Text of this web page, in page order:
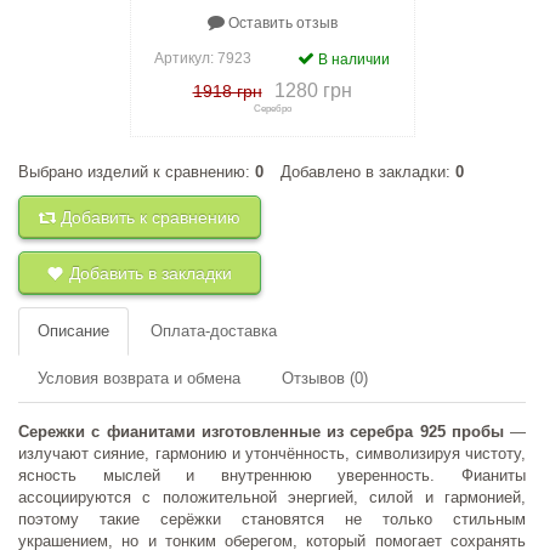
Оставить отзыв
Артикул: 7923 В наличии
1918 грн 1280 грн
Серебро
+к сравнению
Выбрано изделий к сравнению: 0 Добавлено в закладки: 0
Добавить к сравнению
Добавить в закладки
Описание Оплата-доставка
Условия возврата и обмена Отзывов (0)
Сережки с фианитами изготовленные из серебра 925 пробы—
излучают сияние, гармонию и утончённость, символизируя чистоту,
ясность мыслей и внутреннюю уверенность. Фианиты
ассоциируются с положительной энергией, силой и гармонией,
поэтому такие серёжки становятся не только стильным
украшением, но и тонким оберегом, который помогает сохранять